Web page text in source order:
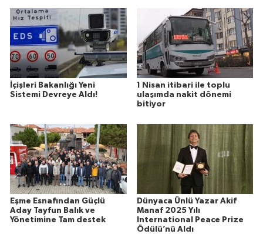
İçişleri Bakanlığı Yeni
Sistemi Devreye Aldı!
1 Nisan itibari ile toplu
ulaşımda nakit dönemi
bitiyor
Eşme Esnafından Güçlü
Aday Tayfun Balık ve
Yönetimine Tam destek
Dünyaca Ünlü Yazar Akif
Manaf 2025 Yılı
International Peace Prize
Ödülü’nü Aldı